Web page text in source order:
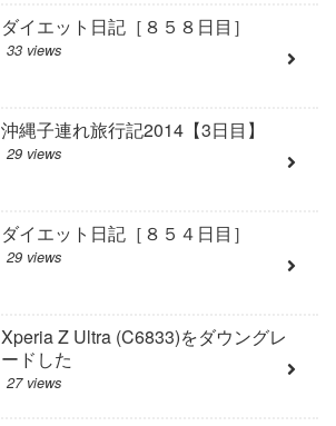
ダイエット日記［８５８日目］
33 views
沖縄子連れ旅行記2014【3日目】
29 views
ダイエット日記［８５４日目］
29 views
Xperia Z Ultra (C6833)をダウングレ
ードした
27 views